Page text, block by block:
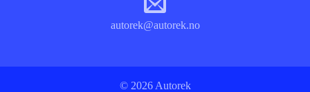
autorek@autorek.no
© 2026 Autorek